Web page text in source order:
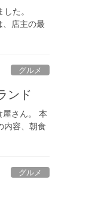
た。
、店主の最
グルメ
ンド
屋さん。 本
内容、朝食
グルメ